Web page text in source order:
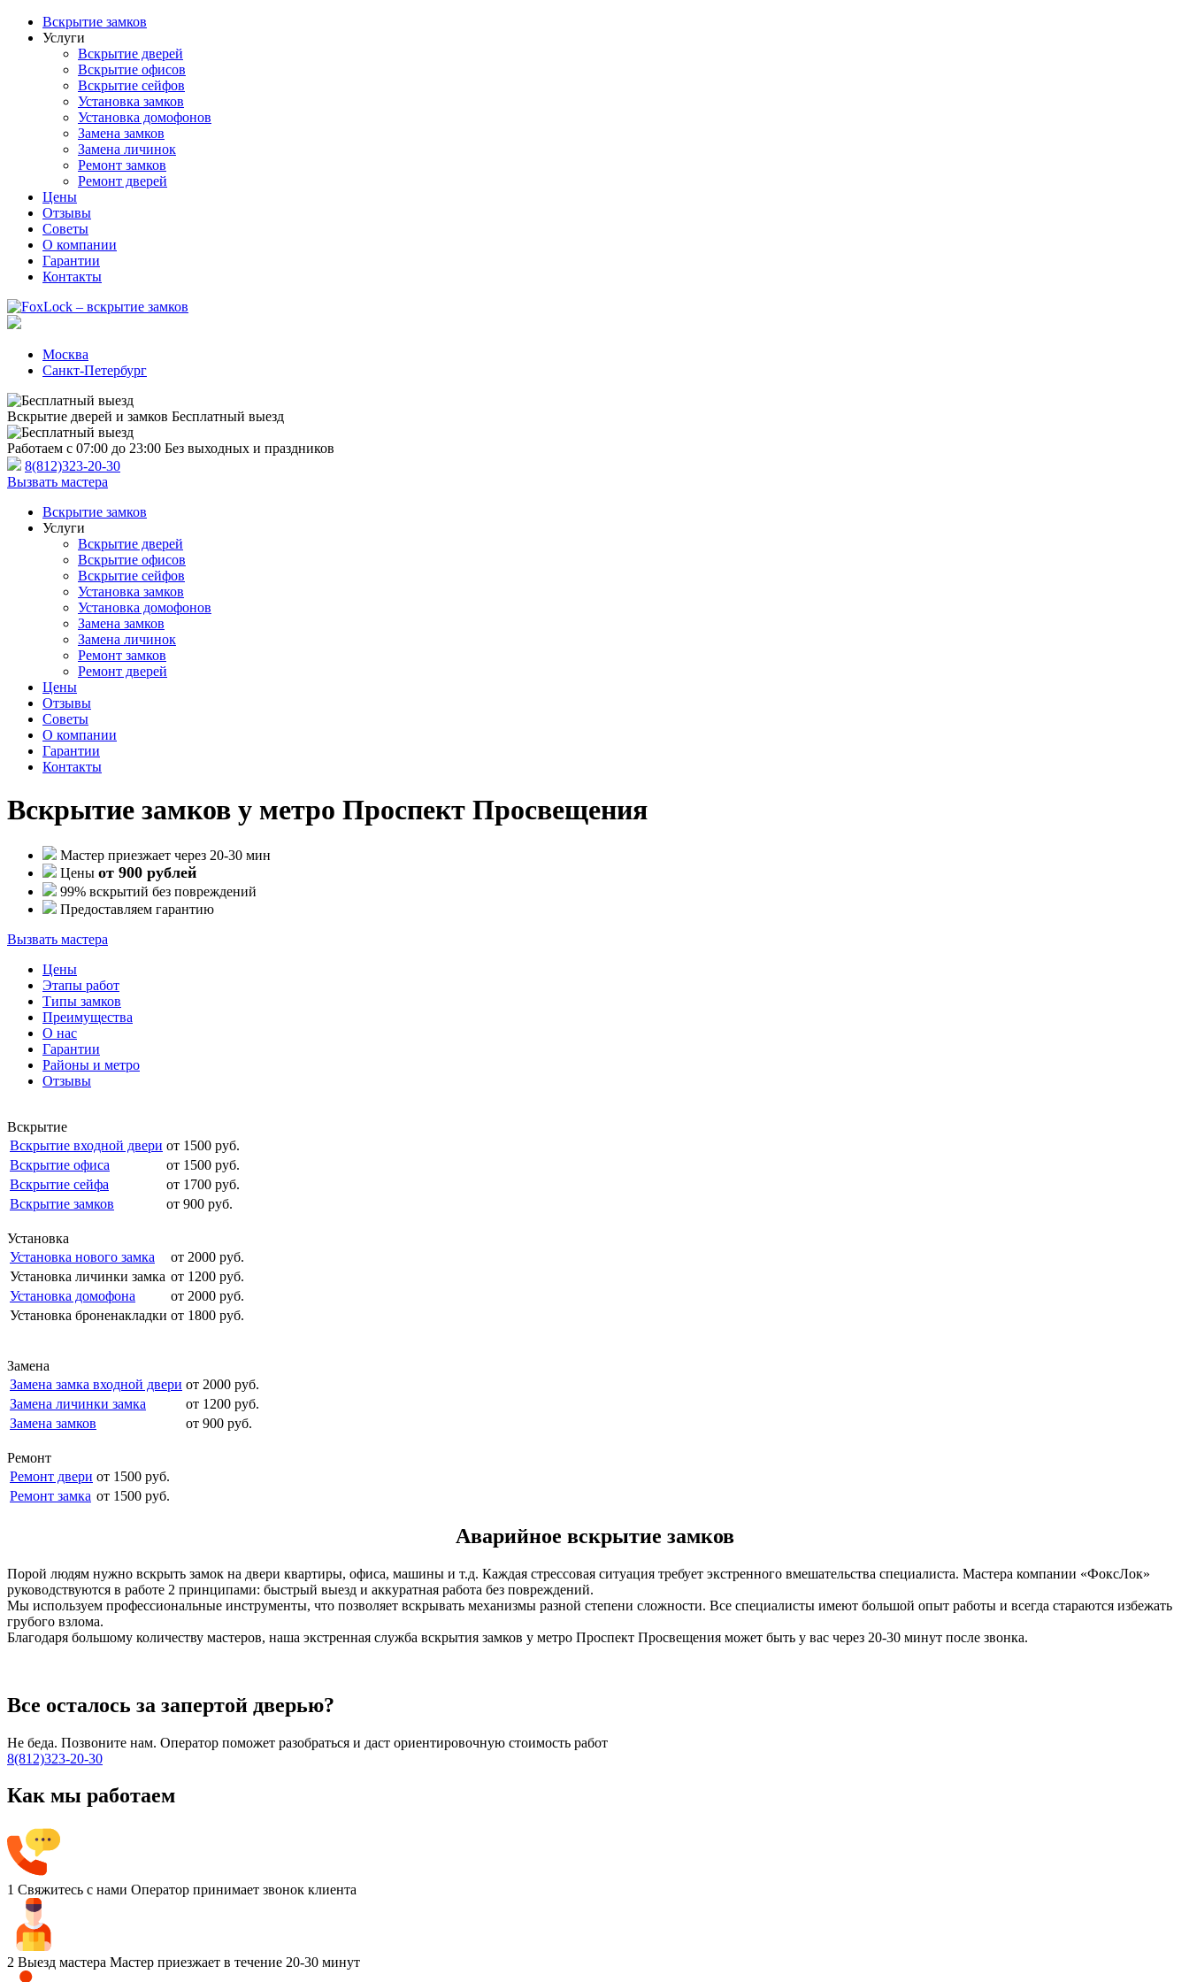
Вскрытие замков
Услуги
Вскрытие дверей
Вскрытие офисов
Вскрытие сейфов
Установка замков
Установка домофонов
Замена замков
Замена личинок
Ремонт замков
Ремонт дверей
Цены
Отзывы
Советы
О компании
Гарантии
Контакты
Москва
Санкт-Петербург
Вскрытие дверей и замков Бесплатный выезд
Работаем с 07:00 до 23:00 Без выходных и праздников
8(812)323-20-30
Вызвать мастера
Вскрытие замков
Услуги
Вскрытие дверей
Вскрытие офисов
Вскрытие сейфов
Установка замков
Установка домофонов
Замена замков
Замена личинок
Ремонт замков
Ремонт дверей
Цены
Отзывы
Советы
О компании
Гарантии
Контакты
Вскрытие замков у метро Проспект Просвещения
Мастер приезжает через 20-30 мин
Цены от 900 рублей
99% вскрытий без повреждений
Предоставляем гарантию
Вызвать мастера
Цены
Этапы работ
Типы замков
Преимущества
О нас
Гарантии
Районы и метро
Отзывы
Вскрытие
Вскрытие входной двери от 1500 руб.
Вскрытие офиса
от 1500 руб.
Вскрытие сейфа
от 1700 руб.
Вскрытие замков
от 900 руб.
Установка
Установка нового замка
от 2000 руб.
Установка личинки замка от 1200 руб.
Установка домофона
от 2000 руб.
Установка броненакладки от 1800 руб.
Замена
Замена замка входной двери от 2000 руб.
Замена личинки замка
от 1200 руб.
Замена замков
от 900 руб.
Ремонт
Ремонт двери от 1500 руб.
Ремонт замка от 1500 руб.
Аварийное вскрытие замков
Порой людям нужно вскрыть замок на двери квартиры, офиса, машины и т.д. Каждая стрессовая ситуация требует экстренного вмешательства специалиста. Мастера компании «ФоксЛок»
руководствуются в работе 2 принципами: быстрый выезд и аккуратная работа без повреждений.
Мы используем профессиональные инструменты, что позволяет вскрывать механизмы разной степени сложности. Все специалисты имеют большой опыт работы и всегда стараются избежать
грубого взлома.
Благодаря большому количеству мастеров, наша экстренная служба вскрытия замков у метро Проспект Просвещения может быть у вас через 20-30 минут после звонка.
Все осталось за запертой дверью?
Не беда. Позвоните нам. Оператор поможет разобраться и даст ориентировочную стоимость работ
8(812)323-20-30
Как мы работаем
1 Свяжитесь с нами Оператор принимает звонок клиента
2 Выезд мастера Мастер приезжает в течение 20-30 минут